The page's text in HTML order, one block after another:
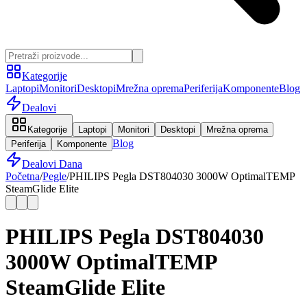
Kategorije
LaptopiMonitoriDesktopiMrežna opremaPeriferijaKomponenteBlog
Dealovi
Kategorije Laptopi Monitori Desktopi
Mrežna oprema
Periferija
Komponente Blog
Dealovi Dana
Početna/Pegle/PHILIPS Pegla DST804030 3000W OptimalTEMP
SteamGlide Elite
PHILIPS Pegla DST804030
3000W OptimalTEMP
SteamGlide Elite